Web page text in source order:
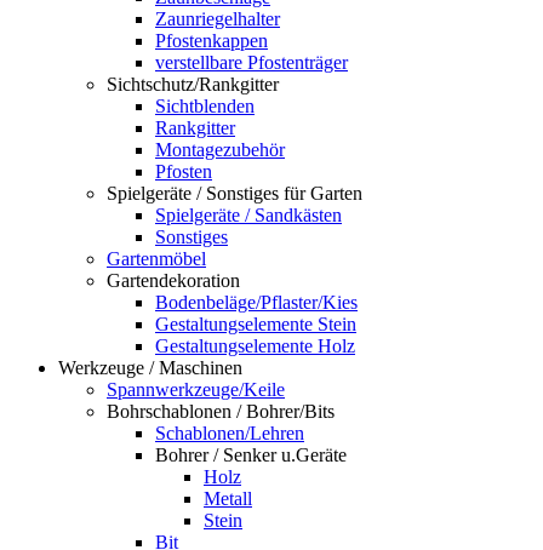
Zaunriegelhalter
Pfostenkappen
verstellbare Pfostenträger
Sichtschutz/Rankgitter
Sichtblenden
Rankgitter
Montagezubehör
Pfosten
Spielgeräte / Sonstiges für Garten
Spielgeräte / Sandkästen
Sonstiges
Gartenmöbel
Gartendekoration
Bodenbeläge/Pflaster/Kies
Gestaltungselemente Stein
Gestaltungselemente Holz
Werkzeuge / Maschinen
Spannwerkzeuge/Keile
Bohrschablonen / Bohrer/Bits
Schablonen/Lehren
Bohrer / Senker u.Geräte
Holz
Metall
Stein
Bit